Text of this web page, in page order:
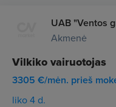
UAB "Ventos
Akmenė
Vilkiko vairuotojas
3305 €/mėn. prieš
liko 4 d.